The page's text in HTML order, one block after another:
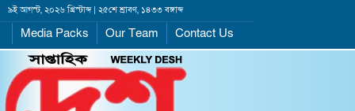
৯ই আগস্ট, ২০২৬ খ্রিস্টাব্দ | ২৫শে শ্রাবণ, ১৪৩৩ বঙ্গাব্দ
Media Packs Our Team Contact Us